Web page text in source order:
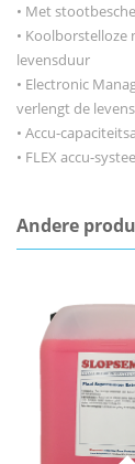
• Met
• Koolborstelloze
levensduur
• Electronic
verlengt de
• Accu-
• FLEX accu-
Andere